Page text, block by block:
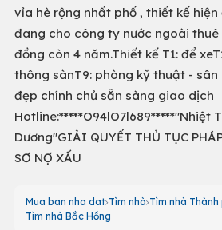
vỉa hè rộng nhất phố , thiết kế hiện
đang cho công ty nước ngoài
đồng còn 4 năm.Thiết kế T1: để
thông sànT9: phòng kỹ thuật - sân
đẹp chính chủ sẵn sàng giao dịch
Hotline:*****O94lO7l689*****"Nhiệt
Dương"GIẢI QUYẾT THỦ TỤC
SƠ NỢ XẤU
Mua ban nha dat Tìm nhà Tìm nhà Thành
Tìm nhà Bắc Hồng